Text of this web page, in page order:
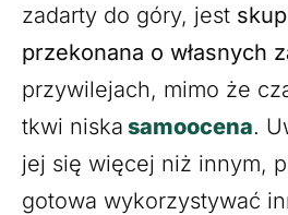
zadarty do góry, jest
przekonana o własnych
przywilejach, mimo że
tkwi niska samoocena.
jej się więcej niż innym,
gotowa wykorzystywać